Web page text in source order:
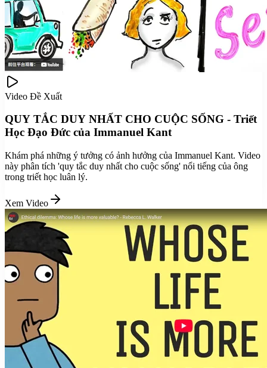
Video Đề Xuất
QUY TẮC DUY NHẤT CHO CUỘC SỐNG - Triết
Học Đạo Đức của Immanuel Kant
Khám phá những ý tưởng có ảnh hưởng của Immanuel Kant. Video
này phân tích 'quy tắc duy nhất cho cuộc sống' nổi tiếng của ông
trong triết học luân lý.
Xem Video